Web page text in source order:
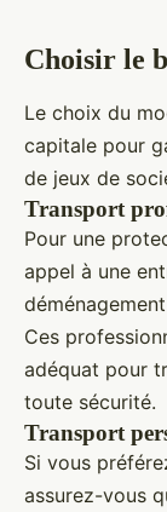
Choisir le
Le choix du
capitale pour
de jeux de
Transport
Pour une
appel à une
Ces
adéquat pour
toute sécurité.
Transport
Si vous
assurez-vous